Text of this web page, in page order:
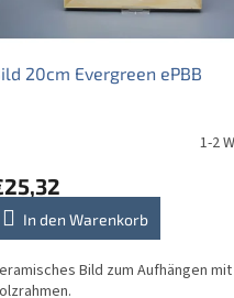
20cm Evergreen ePBB
1-2
In den Warenkorb
Bild zum Aufhängen mit